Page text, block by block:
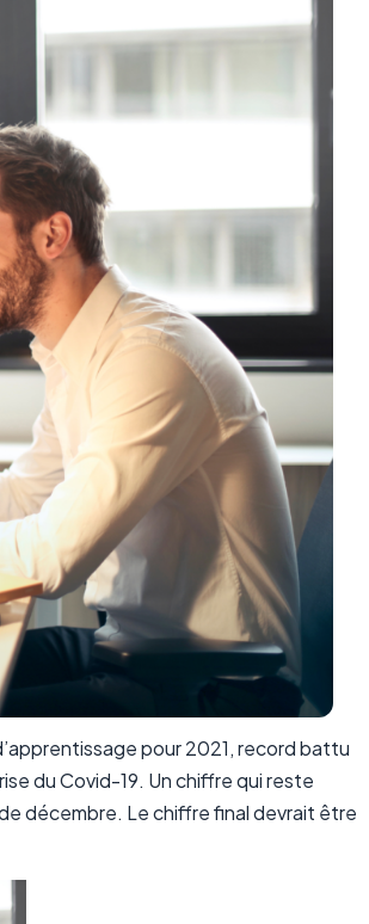
pour 2021, record battu
du Covid-19. Un chiffre qui reste
décembre. Le chiffre final devrait être